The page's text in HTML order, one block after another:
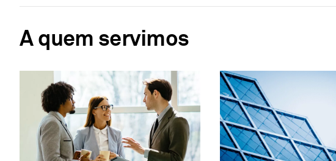
A quem servimos